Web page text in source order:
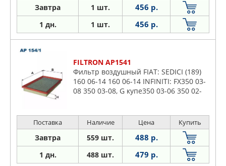
Завтра 1 шт. 456 р.
1 дн. 1 шт. 456 р.
FILTRON AP1541
Фильтр воздушный FIAT: SEDICI (189)
160 06-14 160 06-14 INFINITI: FX350 03-
08 350 03-08, G купе350 03-06 350 02-
Поставка Наличие Цена Купить
Завтра 559 шт. 488 р.
1 дн. 488 шт. 479 р.